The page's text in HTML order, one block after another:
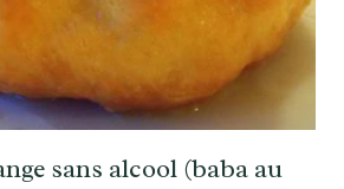
sans alcool (baba au